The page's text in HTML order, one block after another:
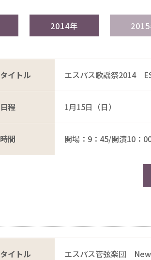
2014年
タイトル エスパス歌謡祭2014
日程 1月15日（日）
時間 開場：9：45/開演10：
タイトル エスパス管弦楽団